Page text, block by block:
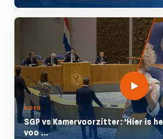
VIDEO
SGP vs Kamervoorzitter: ‘Hier is
voo ...